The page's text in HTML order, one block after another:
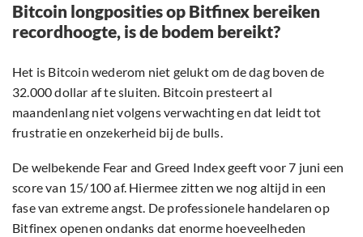
Bitcoin longposities op Bitfinex bereiken
recordhoogte, is de bodem bereikt?
Het is Bitcoin wederom niet gelukt om de dag boven de
32.000 dollar af te sluiten. Bitcoin presteert al
maandenlang niet volgens verwachting en dat leidt tot
frustratie en onzekerheid bij de bulls.
De welbekende Fear and Greed Index geeft voor 7 juni een
score van 15/100 af. Hiermee zitten we nog altijd in een
fase van extreme angst. De professionele handelaren op
Bitfinex openen ondanks dat enorme hoeveelheden